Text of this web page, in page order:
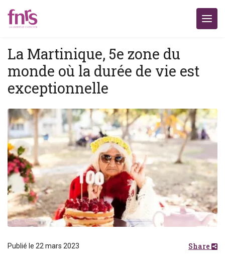
La Martinique, 5e zone du
monde où la durée de vie est
exceptionnelle
Publié le 22 mars 2023 Share